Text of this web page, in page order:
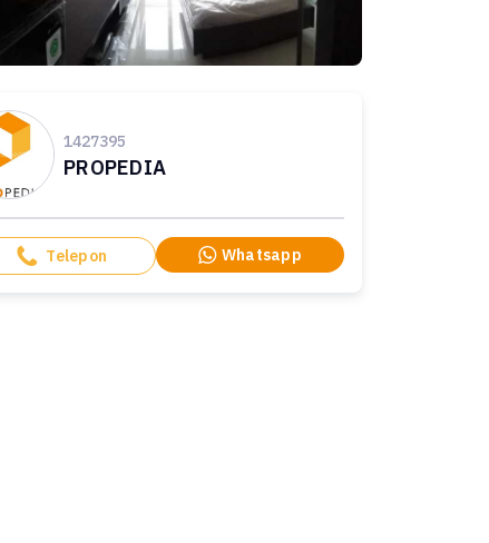
1427395
PROPEDIA
Telepon Whatsapp